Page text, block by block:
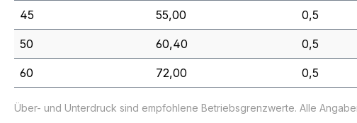
45 55,00 0,5
50 60,40 0,5
60 72,00 0,5
Über- und Unterdruck sind empfohlene Betriebsgrenzwerte. Alle